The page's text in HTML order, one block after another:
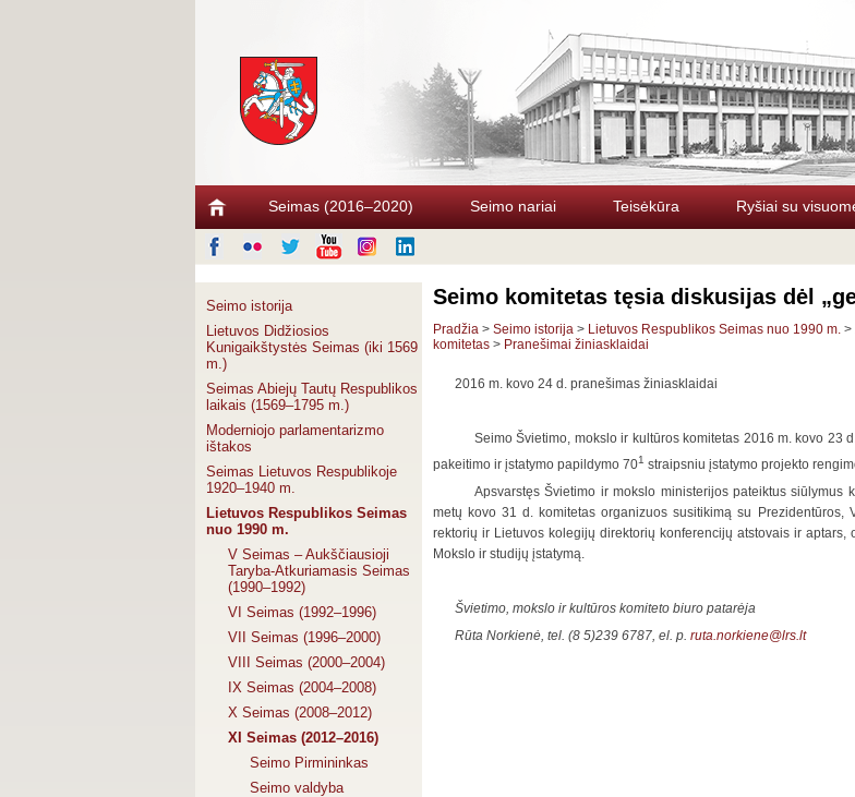
Seimas (2016–2020) Seimo nariai Teisėkūra Ryšiai su
Seimo istorija
Lietuvos Didžiosios
Kunigaikštystės Seimas (iki 1569
m.)
Seimas Abiejų Tautų Respublikos
laikais (1569–1795 m.)
Moderniojo parlamentarizmo
ištakos
Seimas Lietuvos Respublikoje
1920–1940 m.
Lietuvos Respublikos Seimas
nuo 1990 m.
V Seimas – Aukščiausioji
Taryba-Atkuriamasis Seimas
(1990–1992)
VI Seimas (1992–1996)
VII Seimas (1996–2000)
VIII Seimas (2000–2004)
IX Seimas (2004–2008)
X Seimas (2008–2012)
XI Seimas (2012–2016)
Seimo Pirmininkas
Seimo valdyba
Seimo komitetas tęsia diskusijas dėl
Pradžia > Seimo istorija > Lietuvos Respublikos Seimas nuo 1990 m. >
komitetas > Pranešimai žiniasklaidai
2016 m. kovo 24 d. pranešimas žiniasklaidai
Seimo Švietimo, mokslo ir kultūros komitetas 2016 m. kovo 23
pakeitimo ir įstatymo papildymo 701 straipsniu įstatymo projekto
Apsvarstęs Švietimo ir mokslo ministerijos pateiktus
metų kovo 31 d. komitetas organizuos susitikimą su
rektorių ir Lietuvos kolegijų direktorių konferencijų atstovais ir
Mokslo ir studijų įstatymą.
Švietimo, mokslo ir kultūros komiteto biuro patarėja
Rūta Norkienė, tel. (8 5)239 6787, el. p. ruta.norkiene@lrs.lt